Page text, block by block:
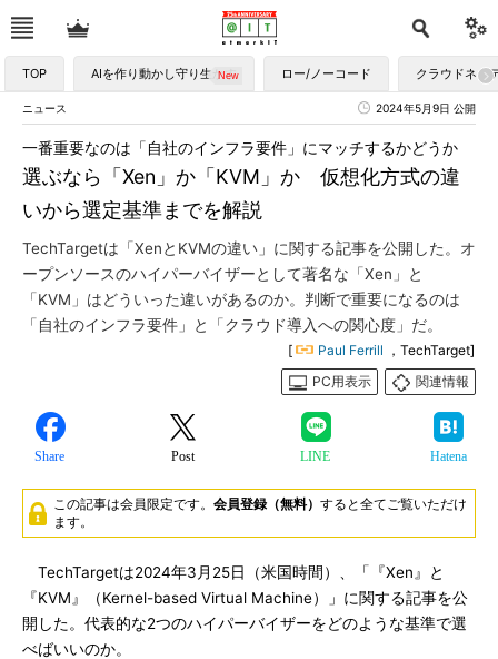
TOP AIを作り動かし守り生かす ロー/ノーコード クラウドネイ
ニュース 2024年5月9日 公開
選ぶなら「Xen」か「KVM」か 仮想化方式の違
いから選定基準までを解説
一番重要なのは「自社のインフラ要件」にマッチするかどうか
TechTargetは「XenとKVMの違い」に関する記事を公開した。オ
ープンソースのハイパーバイザーとして著名な「Xen」と
「KVM」はどういった違いがあるのか。判断で重要になるのは
「自社のインフラ要件」と「クラウド導入への関心度」だ。
[ Paul Ferrill ，TechTarget]
PC用表示
関連情報
Share Post LINE Hatena
この記事は会員限定です。 会員登録（無料） すると全てご覧いただけ
ます。
TechTargetは2024年3月25日（米国時間）、「『Xen』と
『KVM』（Kernel-based Virtual Machine）」に関する記事を公
開した。代表的な2つのハイパーバイザーをどのような基準で選
べばいいのか。